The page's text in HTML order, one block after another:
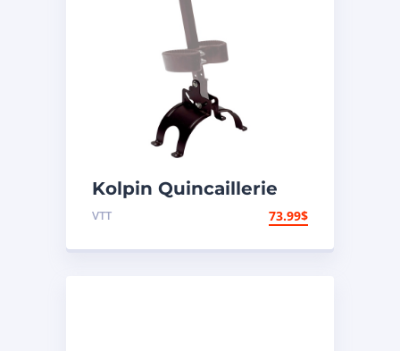
Kolpin Quincaillerie
pour support d’étui à
VTT 73.99$